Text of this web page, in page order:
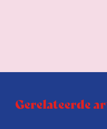
Gerelateerde